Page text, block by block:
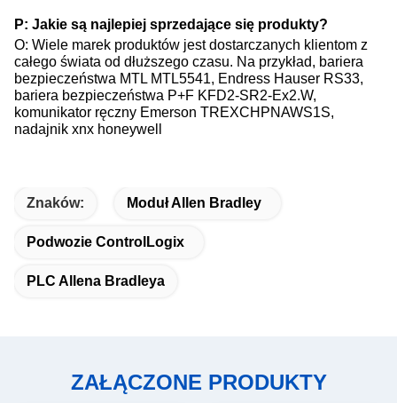
P: Jakie są najlepiej sprzedające się produkty?
O: Wiele marek produktów jest dostarczanych klientom z
całego świata od dłuższego czasu. Na przykład, bariera
bezpieczeństwa MTL MTL5541, Endress Hauser​ RS33,
bariera bezpieczeństwa P+F KFD2-SR2-Ex2.W,
komunikator ręczny Emerson TREXCHPNAWS1S,
nadajnik xnx honeywell
Znaków: Moduł Allen Bradley
Podwozie ControlLogix
PLC Allena Bradleya
ZAŁĄCZONE PRODUKTY